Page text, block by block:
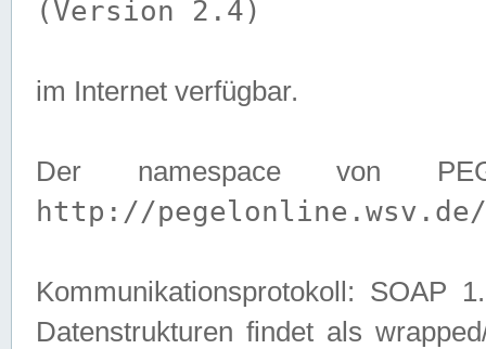
(Version 2.4)
im Internet verfügbar.
Der namespace von
http://pegelonline.wsv.de/
Kommunikationsprotokoll: SOAP
Datenstrukturen findet als